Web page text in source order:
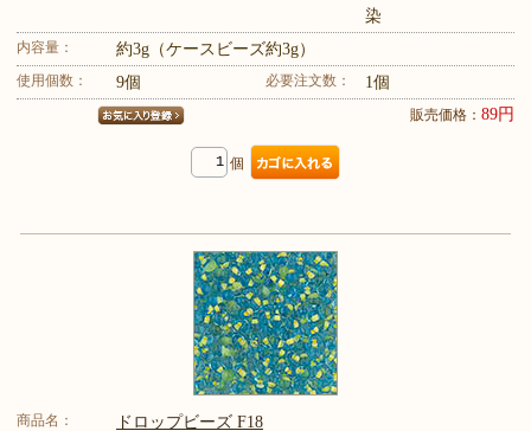
染
内容量： 約3g（ケースビーズ約3g）
使用個数： 9個 必要注文数： 1個
販売価格： 89円
個
商品名： ドロップビーズ F18